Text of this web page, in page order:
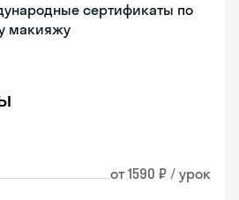
сертификаты по
макияжу
от 1590 ₽ / урок